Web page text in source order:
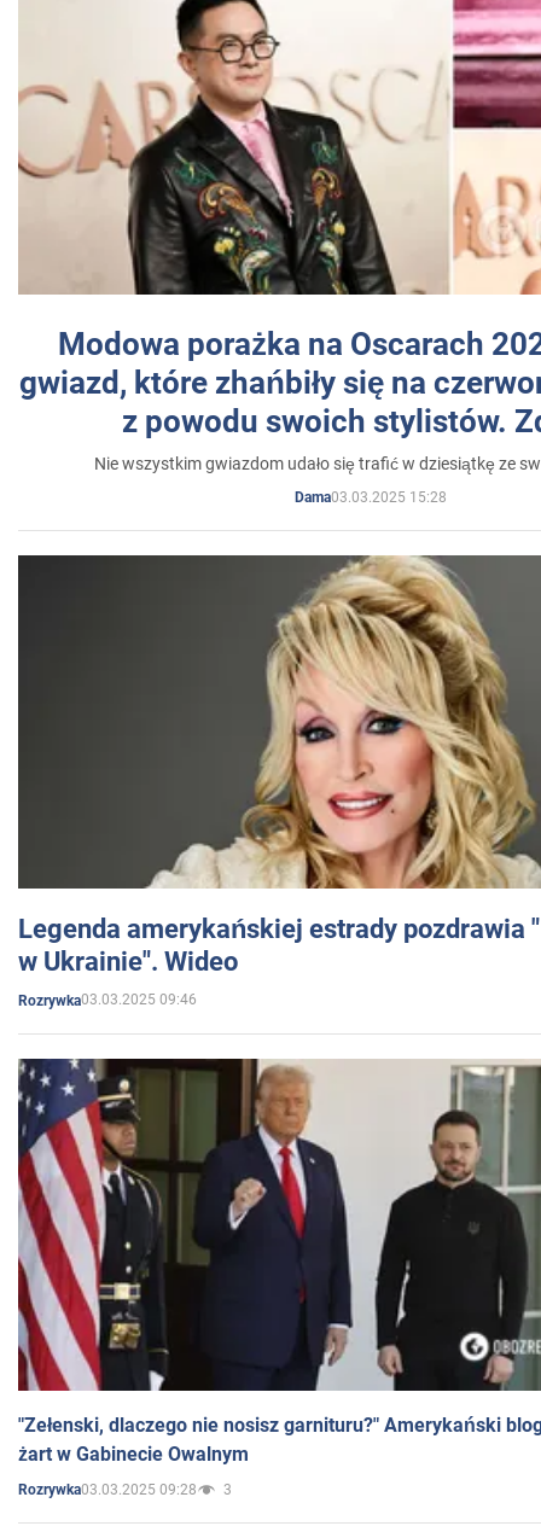
Modowa porażka na Oscarach
gwiazd, które zhańbiły się na
z powodu swoich stylistów.
Nie wszystkim gwiazdom udało się trafić w dziesiątkę ze
Dama03.03.2025 15:28
Legenda amerykańskiej estrady pozdrawia
w Ukrainie". Wideo
Rozrywka03.03.2025 09:46
"Zełenski, dlaczego nie nosisz garnituru?" Amerykański
żart w Gabinecie Owalnym
Rozrywka03.03.2025 09:28 3